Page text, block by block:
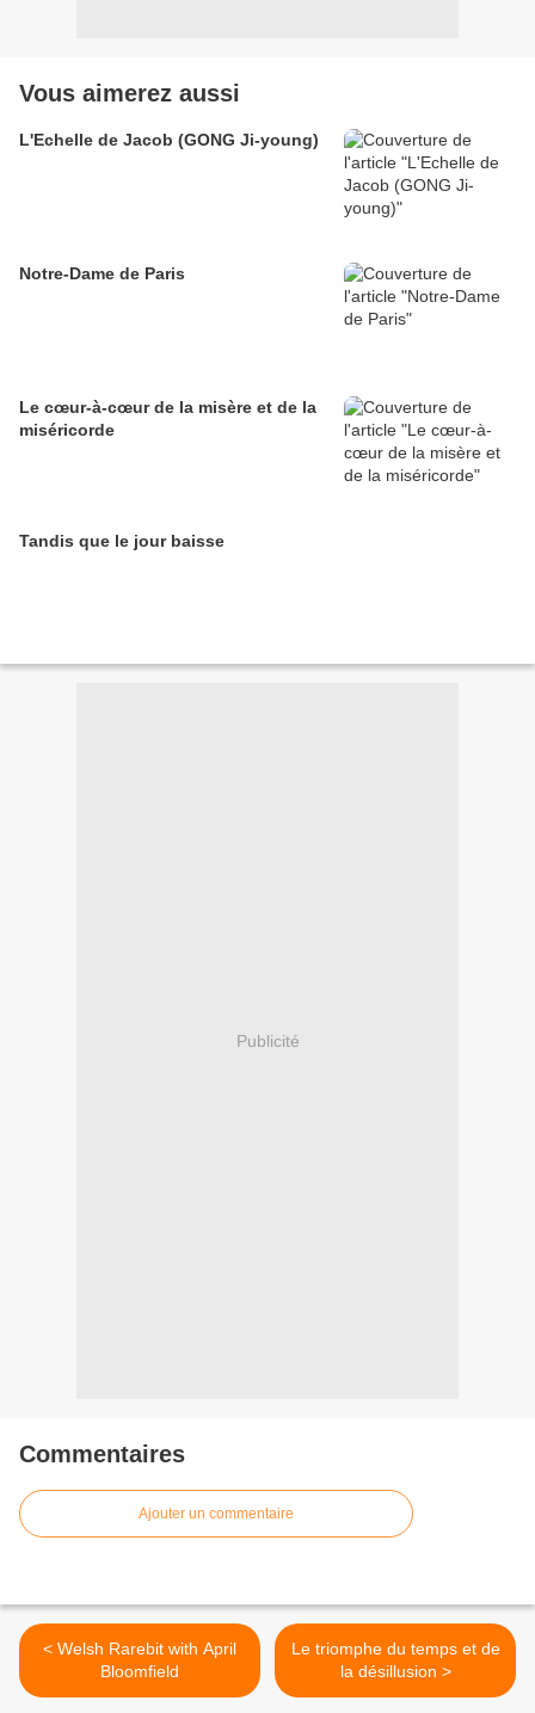
Vous aimerez aussi
L'Echelle de Jacob (GONG Ji-young)
Notre-Dame de Paris
Le cœur-à-cœur de la misère et de la
miséricorde
Tandis que le jour baisse
Publicité
Commentaires
Ajouter un commentaire
< Welsh Rarebit with April
Bloomfield
Le triomphe du temps et de
la désillusion >